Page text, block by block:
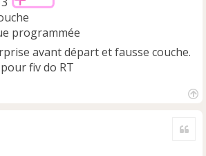
programmée
avant départ et fausse couche.
fiv do RT